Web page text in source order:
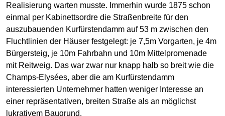
Realisierung warten musste. Immerhin wurde 1875 schon
einmal per Kabinettsordre die Straßenbreite für den
auszubauenden Kurfürstendamm auf 53 m zwischen den
Fluchtlinien der Häuser festgelegt: je 7,5m Vorgarten, je 4m
Bürgersteig, je 10m Fahrbahn und 10m Mittelpromenade
mit Reitweig. Das war zwar nur knapp halb so breit wie die
Champs-Elysées, aber die am Kurfürstendamm
interessierten Unternehmer hatten weniger Interesse an
einer repräsentativen, breiten Straße als an möglichst
lukrativem Baugrund.